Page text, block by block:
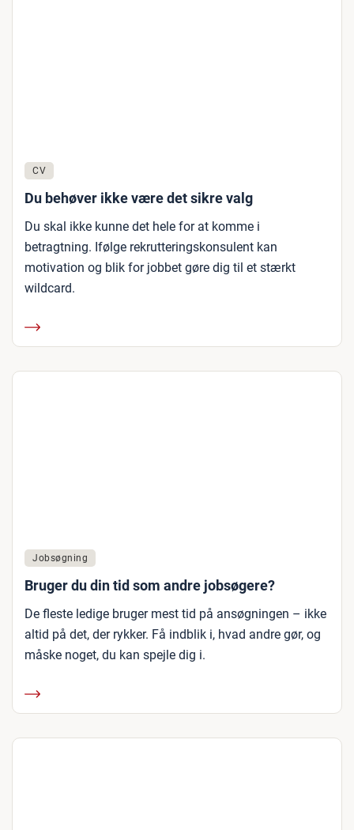
CV
Du behøver ikke være det sikre valg
Du skal ikke kunne det hele for at komme i
betragtning. Ifølge rekrutteringskonsulent kan
motivation og blik for jobbet gøre dig til et stærkt
wildcard.
Jobsøgning
Bruger du din tid som andre jobsøgere?
De fleste ledige bruger mest tid på ansøgningen – ikke
altid på det, der rykker. Få indblik i, hvad andre gør, og
måske noget, du kan spejle dig i.